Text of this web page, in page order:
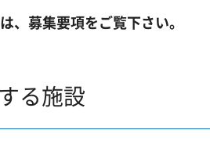
、募集要項をご覧下さい。
る施設